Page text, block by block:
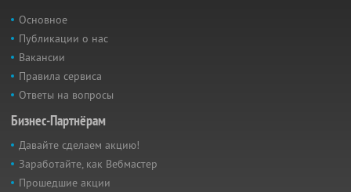
Основное
Публикации о нас
Вакансии
Правила сервиса
Ответы на вопросы
Бизнес-Партнёрам
Давайте сделаем акцию!
Заработайте, как Вебмастер
Прошедшие акции